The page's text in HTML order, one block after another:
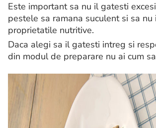
Este important sa nu il gatesti
pestele sa ramana suculent si sa nu
proprietatile nutritive.
Daca alegi sa il gatesti intreg si
din modul de preparare nu ai cum